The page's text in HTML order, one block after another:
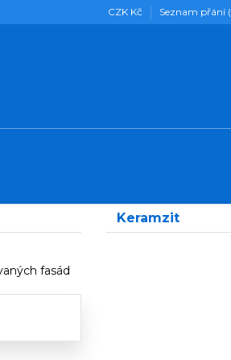
CZK Kč Seznam přání (
fasád
Keramzit